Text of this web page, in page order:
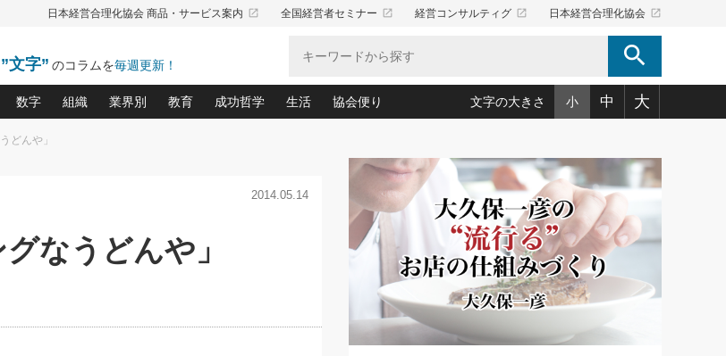
日本経営合理化協会 商品・サービス案内 launch 全国経営者セミナー launch 経営コンサルティグ launch 日本経営合理化協会 launch
”文字” のコラムを毎週更新！ search
2026.08.5 2026.08.4
【追悼】鈴木敏文氏 言葉で伝
える経営（ジャーナリスト 勝
もっとみる
い、知っておきたい、やってお
座(95)
チの『経営戦略の新常識』(12)
今月のヒット商品」(109)
数字
会社を守り抜くための緊急対策(100)
強い決算書の会社はココが違う！(36)
組織
職場の生産性を下げるハラスメントの予防策(10)
賃金決定の定石(68)
顧客・社員・社会から支持される「ウェルビーイング経営入
業界別
大久保一彦の“流行る”お店の仕組みづくり(210)
柿内幸夫─社長のための現場改善(174)
教育
あなただからお願いしたいと思われる 気配りの達人(127)
クレーム対応 実践マニュアル(92)
クレーム対応の新知識と新常識(57)
デキル社員に育てる！ 社員教育の決め手(203)
東川鷹年の「中小企業の人育て」(38)
成功哲学
中国哲学に学ぶ 不況は会社守成の好機(38)
令和時代の「社長の人間力の磨き方」(86)
先人の名句名言の教え 東洋思想に学ぶ経営学(132)
渡部昇一の「日本の指導者たち」(32)
経営に活かす“十八史略”(30)
生活
おのころ心平の ──社長のための「か・ら・だマネジメント」
(50)
デジタルＡＶを味方に！新・仕事術(180)
リーダー脳の鍛え方(32)
ワインを楽しむ基礎レッスン(12)
必読！社長が読むべき今月の4冊(88)
眼と耳で楽しむ読書術(162)
協会便り
「愛読者通信」著者インタビュー(44)
ビジネス見聞録 経営ニュース(100)
作間信司の経営無形庵(けいえいむぎょうあん)(166)
経営セミナー情報局(1)
繁栄への着眼点 牟田太陽(76)
講話を聞いて学ぼう 実学・耳学・磨く「ミミガク」のすすめ
文字の大きさ 小 中 大
どんや」
2014.05.14
なうどんや」